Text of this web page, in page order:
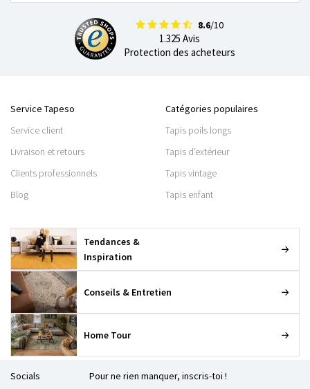
8.6/10
1.325 Avis
Protection des acheteurs
Service Tapeso
Service client
Livraison et retours
Clients professionnels
Blog
Catégories populaires
Tapis poils longs
Tapis d’extérieur
Tapis vintage
Tapis enfant
Tendances &
Inspiration
Conseils & Entretien
Home Tour
Socials Pour ne rien manquer, inscris-toi !